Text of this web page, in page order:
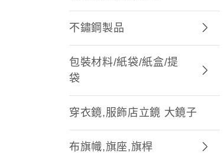
不鏽鋼製品
包裝材料/紙袋/紙盒/提
袋
穿衣鏡,服飾店立鏡 大鏡子
布旗幟,旗座,旗桿